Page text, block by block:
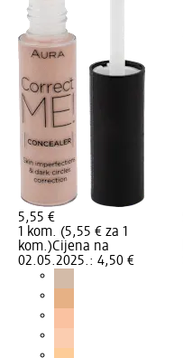
5,55 €
1 kom. (5,55 € za 1
kom.)Cijena na
02.05.2025.: 4,50 €